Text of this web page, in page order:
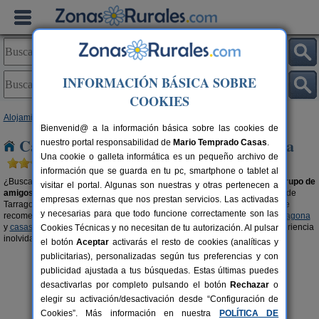
Alojamientos
Casas rurales para grupos en Tarragona
¿Buscas una casa rural enTarragonapara disfrutar enfamiliao con tu
grupo de
amigos o amigas
? Organiza tu viaje con tu gente en el alojamiento rural de
Tarragona que más se ajuste a las características de tu grupo. También, te
recomendamos visitar las secciones decasas rurales con piscina en Tarragona
y casas rurales en el campo en Tarragonapara que podáis vivir una experiencia
inolvidable en buena compañía.
INFORMACIÓN BÁSICA SOBRE
COOKIES
Bienvenid@ a la información básica sobre las cookies de
nuestro portal responsabilidad de Mario Temprado Casas.
Una cookie o galleta informática es un pequeño archivo de
información que se guarda en tu pc, smartphone o tablet al
visitar el portal. Algunas son nuestras y otras pertenecen a
empresas externas que nos prestan servicios. Las activadas
y necesarias para que todo funcione correctamente son las
Cookies Técnicas y no necesitan de tu autorización. Al pulsar
el botónAceptar activarás el resto de cookies (analíticas y
publicitarias), personalizadas según tus preferencias y con
publicidad ajustada a tus búsquedas. Estas últimas puedes
desactivarlas por completo pulsando el botón Rechazar o
elegir su activación/desactivación desde “Configuración de
Cookies”. Más información en nuestra
POLÍTICA DE